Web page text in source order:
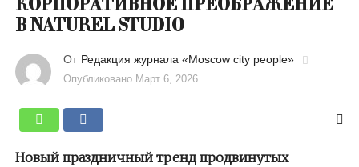
КОРПОРАТИВНОЕ ПРЕОБРАЖЕНИЕ
В NATUREL STUDIO
От Редакция журнала «Moscow city people»
Опубликовано Март 6, 2026
Новый праздничный тренд продвинутых